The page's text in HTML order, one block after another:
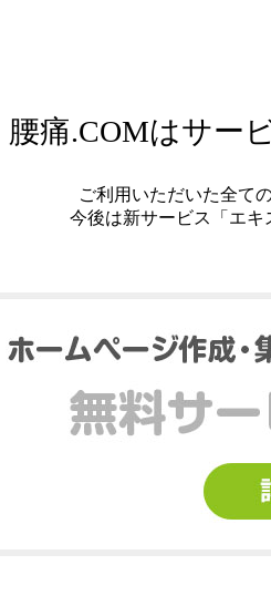
腰痛.COMはサー
ご利用いただいた全て
今後は新サービス「エ